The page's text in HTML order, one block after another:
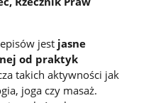
jest jasne
od praktyk
takich aktywności jak
joga czy masaż.